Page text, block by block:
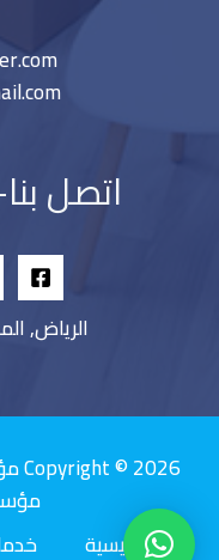
اتصل بنا-
الرياض,
الرئيسية